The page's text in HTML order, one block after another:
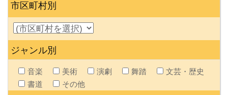
市区町村別
ジャンル別
音楽 美術 演劇 舞踏
文芸・歴史
書道
その他